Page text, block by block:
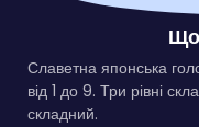
Славетна японська
від 1 до 9. Три рівні
складний.